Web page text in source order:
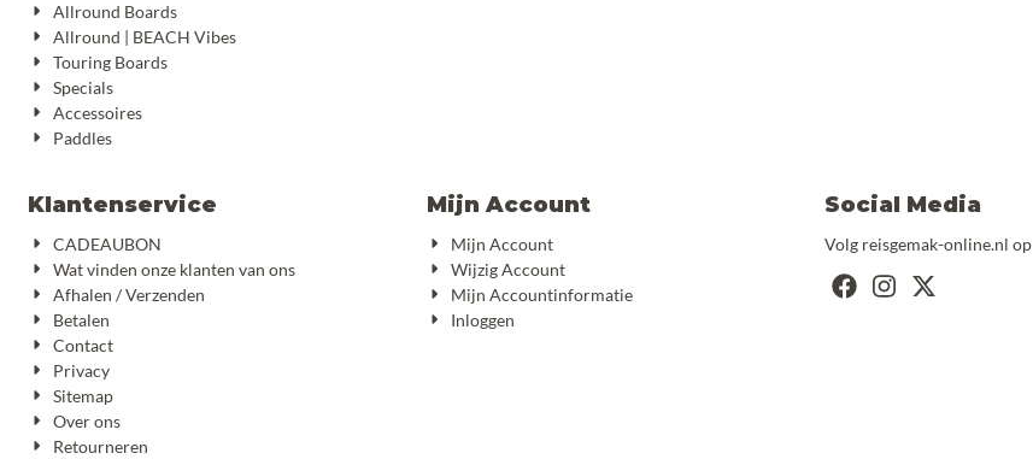
Allround Boards
Allround | BEACH Vibes
Touring Boards
Specials
Accessoires
Paddles
Klantenservice
CADEAUBON
Wat vinden onze klanten van ons
Afhalen / Verzenden
Betalen
Contact
Privacy
Sitemap
Over ons
Retourneren
Mijn Account
Mijn Account
Wijzig Account
Mijn Accountinformatie
Inloggen
Social Media
Volg reisgemak-online.nl op